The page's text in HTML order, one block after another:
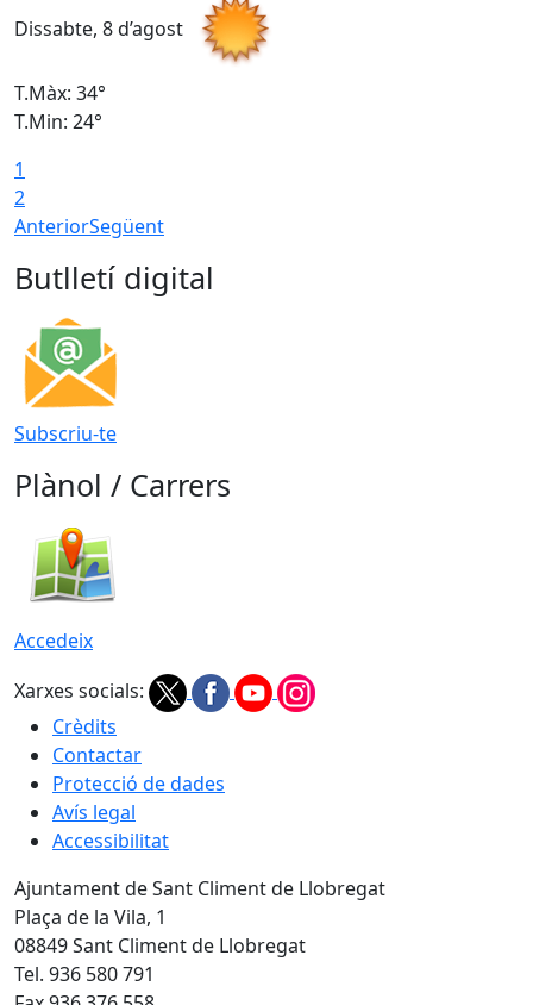
Dissabte, 8 d’agost
T.Màx: 34°
T.Min: 24°
1
2
AnteriorSegüent
Butlletí digital
Subscriu-te
Plànol / Carrers
Accedeix
Xarxes socials:
Crèdits
Contactar
Protecció de dades
Avís legal
Accessibilitat
Ajuntament de Sant Climent de Llobregat
Plaça de la Vila, 1
08849 Sant Climent de Llobregat
Tel. 936 580 791